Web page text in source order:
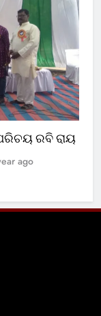
ରବି ରାୟ
ago